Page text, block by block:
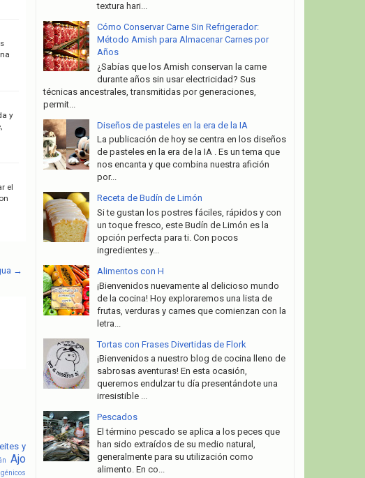
y
el
→
y
Ajo
textura hari...
Cómo Conservar Carne Sin Refrigerador:
Método Amish para Almacenar Carnes por
Años
¿Sabías que los Amish conservan la carne
durante años sin usar electricidad? Sus
técnicas ancestrales, transmitidas por generaciones,
permit...
Diseños de pasteles en la era de la IA
La publicación de hoy se centra en los diseños
de pasteles en la era de la IA . Es un tema que
nos encanta y que combina nuestra afición
por...
Receta de Budín de Limón
Si te gustan los postres fáciles, rápidos y con
un toque fresco, este Budín de Limón es la
opción perfecta para ti. Con pocos
ingredientes y...
Alimentos con H
¡Bienvenidos nuevamente al delicioso mundo
de la cocina! Hoy exploraremos una lista de
frutas, verduras y carnes que comienzan con la
letra...
Tortas con Frases Divertidas de Flork
¡Bienvenidos a nuestro blog de cocina lleno de
sabrosas aventuras! En esta ocasión,
queremos endulzar tu día presentándote una
irresistible ...
Pescados
El término pescado se aplica a los peces que
han sido extraídos de su medio natural,
generalmente para su utilización como
alimento. En co...